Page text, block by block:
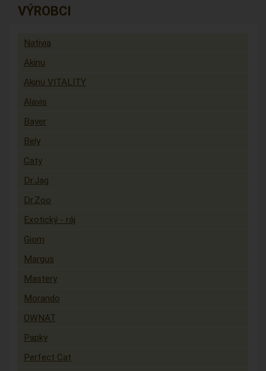
VÝROBCI
Nativia
Akinu
Akinu VITALITY
Alavis
Bayer
Bely
Caty
Dr.Jag
Dr.Zoo
Exotický - ráj
Giom
Margus
Mastery
Morando
OWNAT
Papky
Perfect Cat